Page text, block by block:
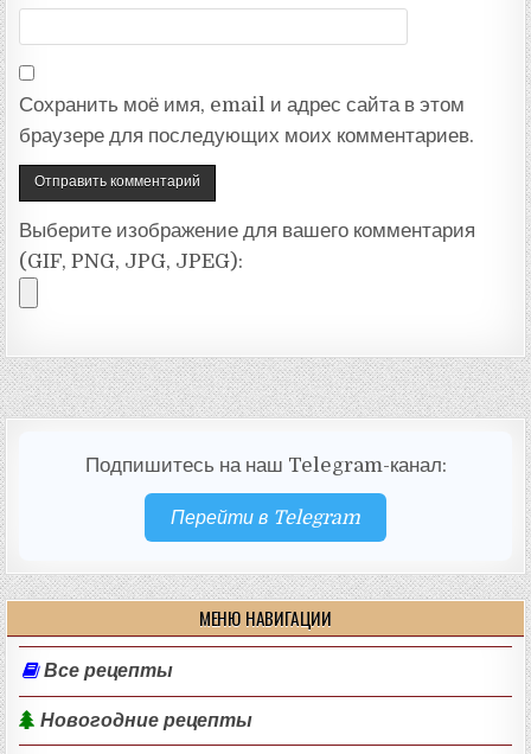
Сохранить моё имя, email и адрес сайта в этом
браузере для последующих моих комментариев.
Выберите изображение для вашего комментария
(GIF, PNG, JPG, JPEG):
Подпишитесь на наш Telegram-канал:
Перейти в Telegram
МЕНЮ НАВИГАЦИИ
Все рецепты
Новогодние рецепты